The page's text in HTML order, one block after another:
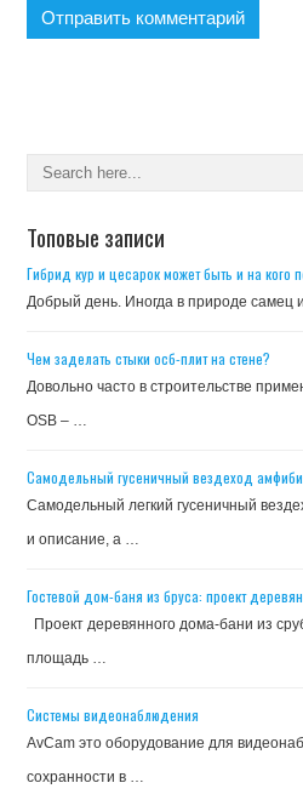
Топовые записи
Гибрид кур и цесарок может быть и на кого
Добрый день. Иногда в природе самец
Чем заделать стыки осб-плит на стене?
Довольно часто в строительстве
OSB – …
Самодельный гусеничный вездеход
Самодельный легкий гусеничный
и описание, а …
Гостевой дом-баня из бруса: проект
Проект деревянного дома-бани из
площадь …
Системы видеонаблюдения
AvCam это оборудование для
сохранности в …